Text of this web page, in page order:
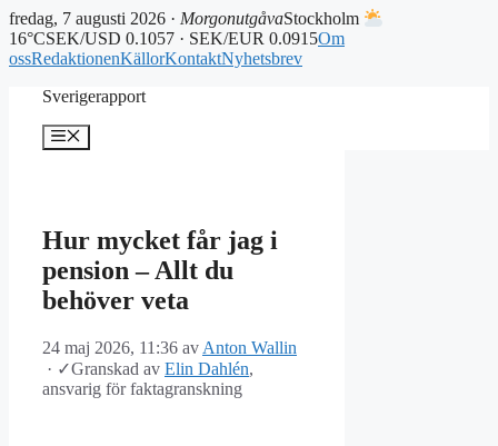
fredag, 7 augusti 2026 · MorgonutgåvaStockholm
16°CSEK/USD 0.1057 · SEK/EUR 0.0915Om
ossRedaktionenKällorKontaktNyhetsbrev
Sverigerapport
Meny
Hur mycket får jag i
pension – Allt du
behöver veta
24 maj 2026, 11:36 av Anton Wallin
· ✓Granskad av Elin Dahlén,
ansvarig för faktagranskning